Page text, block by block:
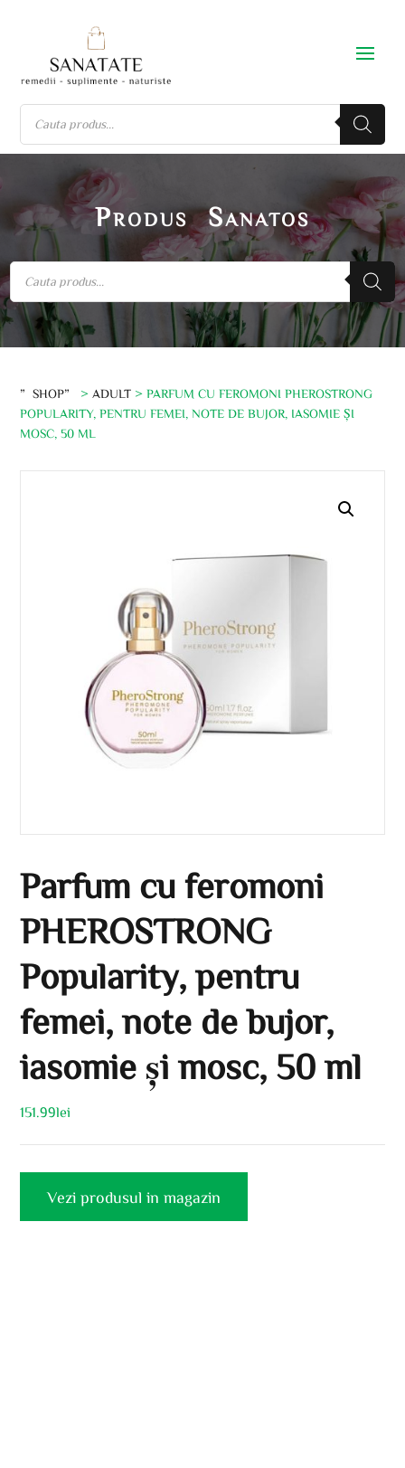
Produs Sanatos
”SHOP” > ADULT > PARFUM CU FEROMONI PHEROSTRONG
POPULARITY, PENTRU FEMEI, NOTE DE BUJOR, IASOMIE ȘI
MOSC, 50 ML
Parfum cu feromoni
PHEROSTRONG
Popularity, pentru
femei, note de bujor,
iasomie și mosc, 50 ml
151.99lei
Vezi produsul in magazin